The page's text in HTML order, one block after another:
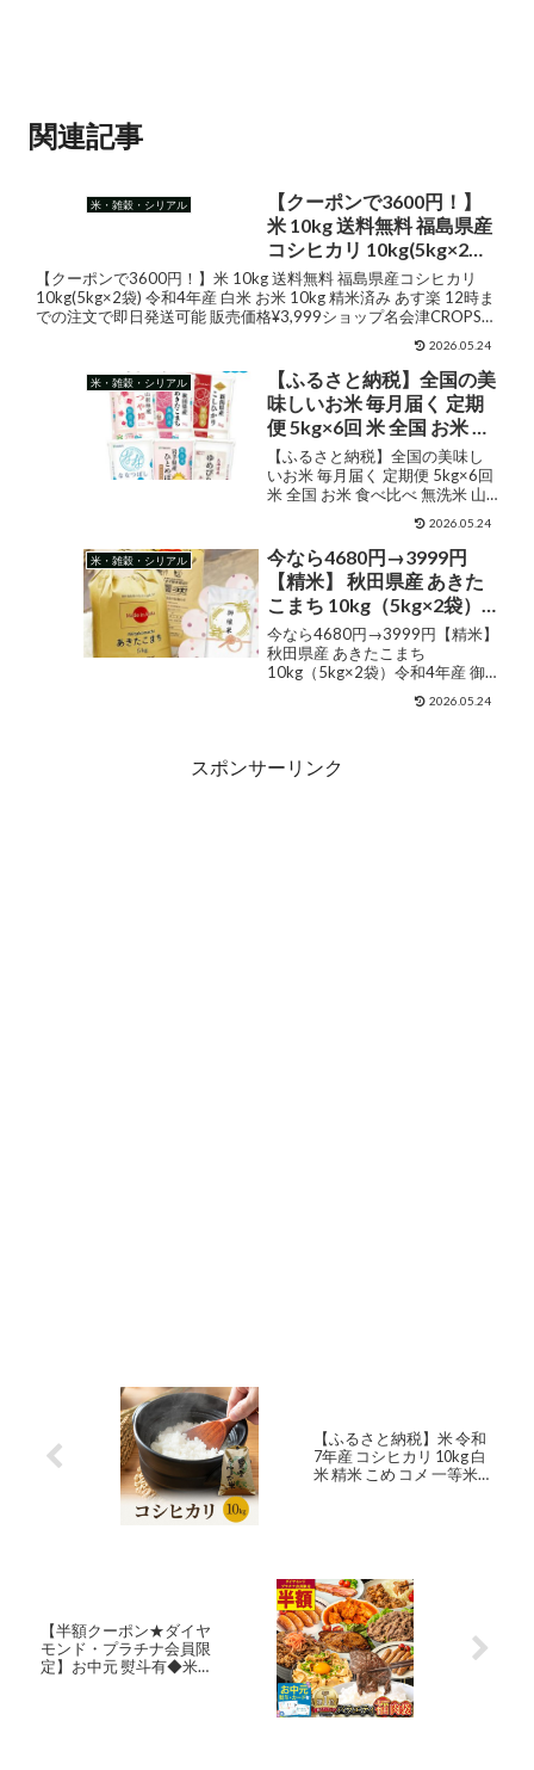
関連記事
米・雑穀・シリアル
【クーポンで3600円！】
米 10kg 送料無料 福島県産
コシヒカリ 10kg(5kg×2袋)
令和4年産 白米 お米 10kg
精米済み あす楽 12時まで
の注文で即日発送可能
【クーポンで3600円！】米 10kg 送料無料 福島県産コシヒカリ
10kg(5kg×2袋) 令和4年産 白米 お米 10kg 精米済み あす楽 12時ま
での注文で即日発送可能 販売価格¥3,999ショップ名会津CROPS米
2026.05.24
米・雑穀・シリアル
【ふるさと納税】全国の美
味しいお米 毎月届く 定期
便 5kg×6回 米 全国 お米 食
べ比べ 無洗米 山形県産 つ
や姫 秋田県産 あきたこま
ち 新潟県産 コシヒカリ 岩
手県産 ひとめぼれ 北海道
産 ななつぼし ゆめぴりか
安心安全 ヤマトライス お
取り寄せ 送料無料
【ふるさと納税】全国の美味し
いお米 毎月届く 定期便 5kg×6回
米 全国 お米 食べ比べ 無洗米 山
形県産 つや姫 秋田県産 あきたこ
まち 新潟県産 コシヒカリ 岩手県
産 ひとめぼれ 北海道産 ななつぼ
し ゆめぴりか 安心安全 ヤマト
ラ...
2026.05.24
米・雑穀・シリアル
今なら4680円→3999円
【精米】 秋田県産 あきた
こまち 10kg（5kg×2袋）
令和4年産 御縁米（縁結
び）150g プレゼント付き
今なら4680円→3999円【精米】
秋田県産 あきたこまち
10kg（5kg×2袋）令和4年産 御
付き 販売価格¥3,999ショップ名
る。 米どこ...
2026.05.24
スポンサーリンク
【ふるさと納税】米 令和
7年産 コシヒカリ 10kg 白
米 精米 こめ コメ 一等米
【半額クーポン★ダイヤ
モンド・プラチナ会員限
定】お中元 熨斗有◆米に